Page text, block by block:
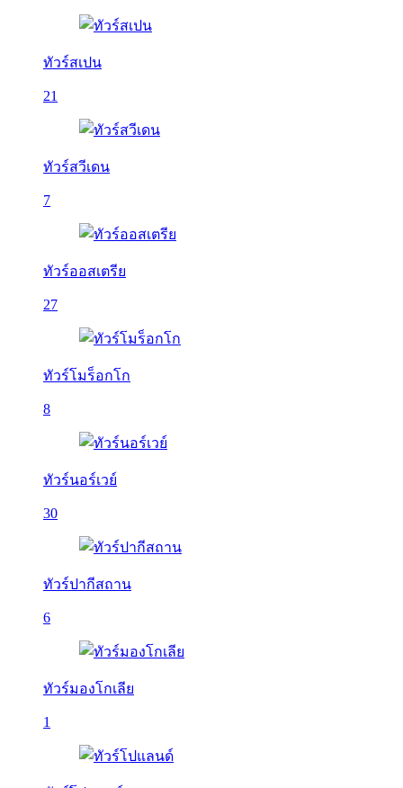
ทัวร์สเปน
21
ทัวร์สวีเดน
7
ทัวร์ออสเตรีย
27
ทัวร์โมร็อกโก
8
ทัวร์นอร์เวย์
30
ทัวร์ปากีสถาน
6
ทัวร์มองโกเลีย
1